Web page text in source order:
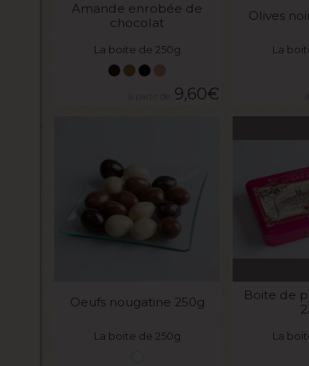
Amande enrobée de
chocolat
La boite de 250g
9,60€
Olives
La
Oeufs nougatine 250g
La boite de 250g
Boite de
La